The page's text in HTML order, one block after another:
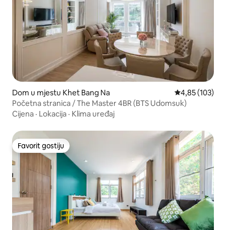
Dom u mjestu Khet Bang Na Prosječna
4,85 (103)
Početna stranica / The Master 4BR (BTS Udomsuk)
Cijena · Lokacija · Klima uređaj
Favorit gostiju
Favorit gostiju